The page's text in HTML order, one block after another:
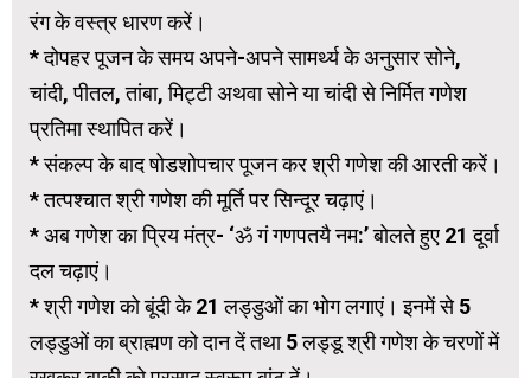
रंग के वस्त्र धारण करें।
* दोपहर पूजन के समय अपने-अपने सामर्थ्य के अनुसार सोने,
चांदी, पीतल, तांबा, मिट्टी अथवा सोने या चांदी से निर्मित गणेश
प्रतिमा स्थापित करें।
* संकल्प के बाद षोडशोपचार पूजन कर श्री गणेश की आरती करें।
* तत्पश्चात श्री गणेश की मूर्ति पर सिन्दूर चढ़ाएं।
* अब गणेश का प्रिय मंत्र- ‘ॐ गं गणपतयै नम:’ बोलते हुए 21 दूर्वा
दल चढ़ाएं।
* श्री गणेश को बूंदी के 21 लड्डुओं का भोग लगाएं। इनमें से 5
लड्‍डुओं का ब्राह्मण को दान दें तथा 5 लड्‍डू श्री गणेश के चरणों में